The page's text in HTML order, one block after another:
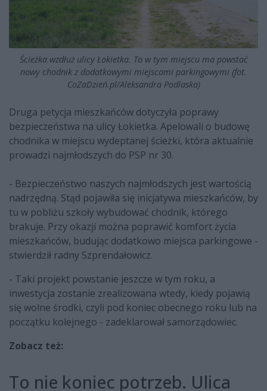
Ścieżka wzdłuż ulicy Łokietka. To w tym miejscu ma powstać
nowy chodnik z dodatkowymi miejscami parkingowymi (fot.
CoZaDzień.pl/Aleksandra Podlaska)
Druga petycja mieszkańców dotyczyła poprawy
bezpieczeństwa na ulicy Łokietka. Apelowali o budowę
chodnika w miejscu wydeptanej ścieżki, która aktualnie
prowadzi najmłodszych do PSP nr 30.
- Bezpieczeństwo naszych najmłodszych jest wartością
nadrzędną. Stąd pojawiła się inicjatywa mieszkańców, by
tu w pobliżu szkoły wybudować chodnik, którego
brakuje. Przy okazji można poprawić komfort życia
mieszkańców, budując dodatkowo miejsca parkingowe -
stwierdził radny Szprendałowicz.
- Taki projekt powstanie jeszcze w tym roku, a
inwestycja zostanie zrealizowana wtedy, kiedy pojawią
się wolne środki, czyli pod koniec obecnego roku lub na
początku kolejnego - zadeklarował samorządowiec.
Zobacz też:
To nie koniec potrzeb. Ulica